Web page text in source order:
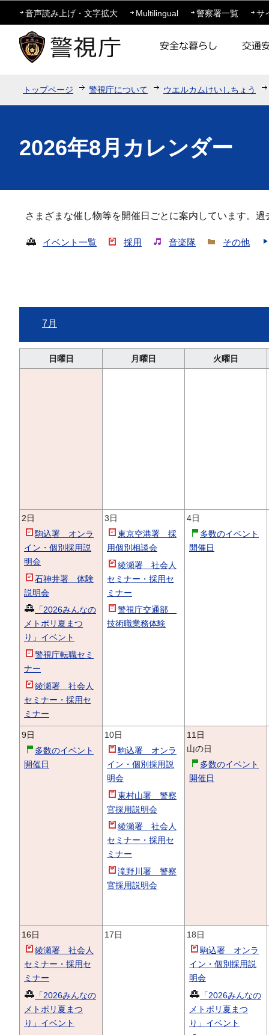
このページの本文へ移動
音声読み上げ・文字拡大 Multilingual 警察署一覧 サ
トップページ 警視庁について ウエルカムけいしちょう
2026年8月カレンダー
さまざまな催し物等を開催日ごとに案内しています。
イベント一覧 採用 音楽隊 その他
7月
日曜日 月曜日 火曜日
2日
駒込署 オンラ
イン・個別採用説
明会
石神井署 体験
説明会
「2026みんなの
メトポリ夏まつ
り」イベント
警視庁転職セミ
ナー
綾瀬署 社会人
セミナー・採用セ
ミナー
3日
東京空港署 採
用個別相談会
綾瀬署 社会人
セミナー・採用セ
ミナー
警視庁交通部
技術職業務体験
4日
多数のイベント
開催日
9日
多数のイベント
開催日
10日
駒込署 オンラ
イン・個別採用説
明会
東村山署 警察
官採用説明会
綾瀬署 社会人
セミナー・採用セ
ミナー
滝野川署 警察
官採用説明会
11日
山の日
多数のイベント
開催日
16日
綾瀬署 社会人
セミナー・採用セ
ミナー
「2026みんなの
メトポリ夏まつ
り」イベント
17日
18日
駒込署 オンラ
イン・個別採用説
明会
「2026みんなの
メトポリ夏まつ
り」イベント